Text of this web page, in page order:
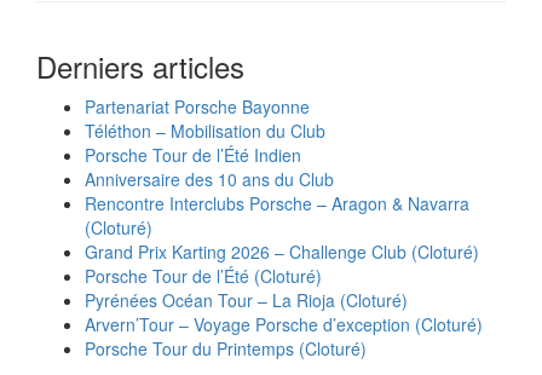
Derniers articles
Partenariat Porsche Bayonne
Téléthon – Mobilisation du Club
Porsche Tour de l’Été Indien
Anniversaire des 10 ans du Club
Rencontre Interclubs Porsche – Aragon & Navarra
(Cloturé)
Grand Prix Karting 2026 – Challenge Club (Cloturé)
Porsche Tour de l’Été (Cloturé)
Pyrénées Océan Tour – La Rioja (Cloturé)
Arvern’Tour – Voyage Porsche d’exception (Cloturé)
Porsche Tour du Printemps (Cloturé)